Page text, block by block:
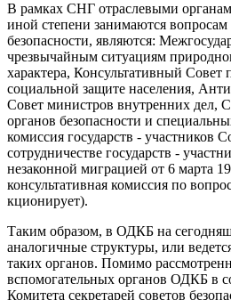
В рамках СНГ отраслевыми
иной степени занимаются вопросам
безопасности, являются:
чрезвычайным ситуациям
характера, Консультативный Совет
социальной защите населения,
Совет министров внутренних дел,
органов безопасности и
комиссия государств - участников
сотрудничестве государств -
незаконной миграцией от 6 марта
консультативная комиссия по
кционирует).
Таким образом, в ОДКБ на
аналогичные структуры, или
таких органов. Помимо
вспомогательных органов ОДКБ в
Комитета секретарей советов